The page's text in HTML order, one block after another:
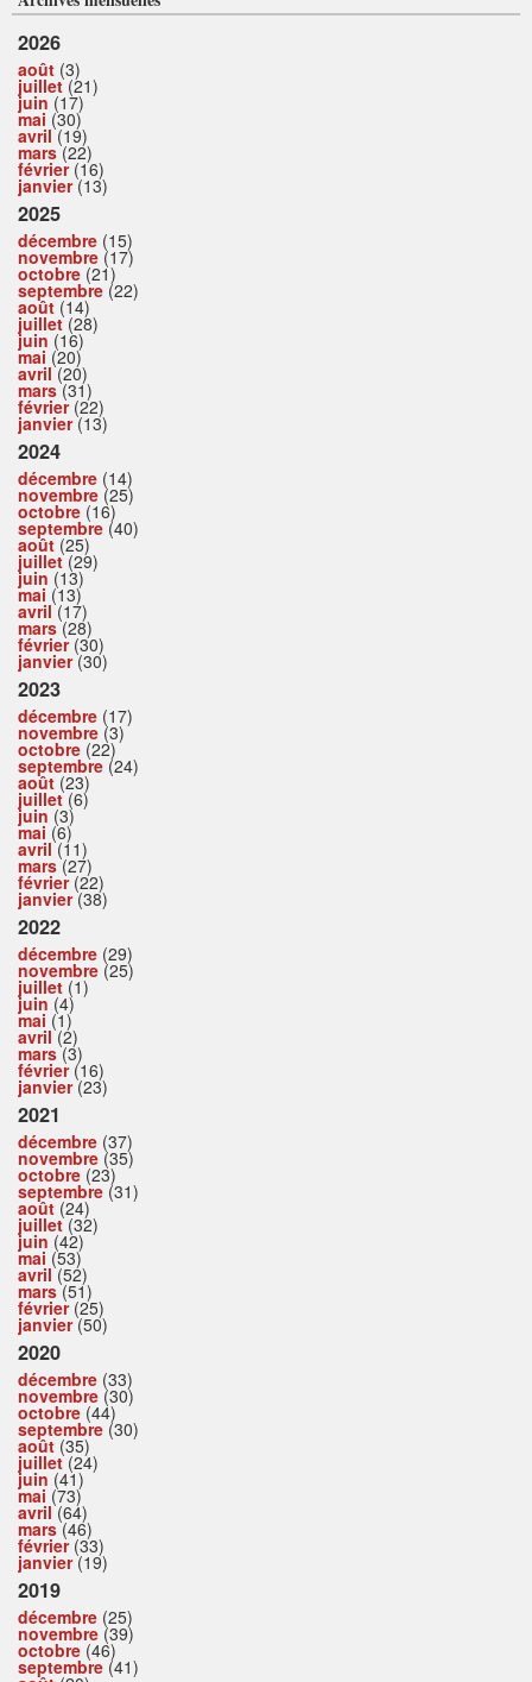
2026
août (3)
juillet(21)
juin (17)
mai (30)
avril(19)
mars(22)
février(16)
janvier(13)
2025
décembre (15)
novembre (17)
octobre (21)
septembre (22)
août (14)
juillet(28)
juin (16)
mai (20)
avril(20)
mars(31)
février(22)
janvier(13)
2024
décembre (14)
novembre (25)
octobre (16)
septembre (40)
août (25)
juillet(29)
juin (13)
mai (13)
avril(17)
mars(28)
février(30)
janvier(30)
2023
décembre (17)
novembre (3)
octobre (22)
septembre (24)
août (23)
juillet(6)
juin (3)
mai (6)
avril(11)
mars(27)
février(22)
janvier(38)
2022
décembre (29)
novembre (25)
juillet (1)
juin (4)
mai (1)
avril(2)
mars(3)
février(16)
janvier(23)
2021
décembre (37)
novembre (35)
octobre (23)
septembre (31)
août (24)
juillet(32)
juin (42)
mai (53)
avril(52)
mars(51)
février(25)
janvier(50)
2020
décembre (33)
novembre (30)
octobre (44)
septembre (30)
août (35)
juillet(24)
juin (41)
mai (73)
avril(64)
mars(46)
février(33)
janvier(19)
2019
décembre (25)
novembre (39)
octobre (46)
septembre (41)